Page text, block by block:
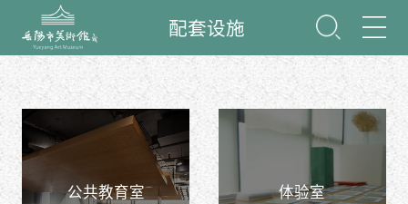
配套设施
公共教育室 体验室